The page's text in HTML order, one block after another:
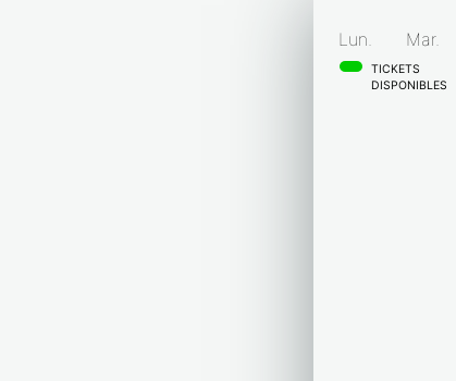
Lun. Mar.
TICKETS
DISPONIBLES